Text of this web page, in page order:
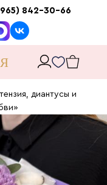
842-30-66
диантусы и